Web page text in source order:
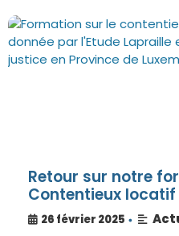
Retour sur notre
Contentieux
26 février 2025 •